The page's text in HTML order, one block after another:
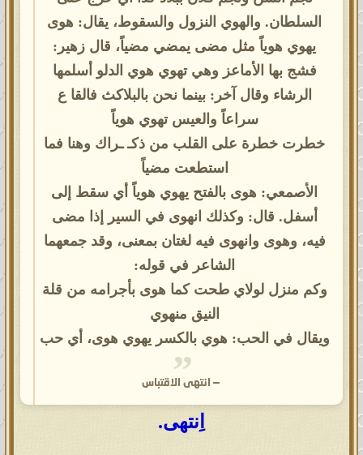
السلطان. والهوي النزول والسقوط، يقال: هوى
يهوي هوياً مثل مضى يمضي مضياً، قال زهير:
فشج بها الأماعز وهي تهوي هوي الدلو أسلمها
الرشاء وقال آخر: بينما نحن بالبلاكث فالقا ع
سراعاً والعيس تهوي هوياً
خطرت خطرة على القلب من ذكـ ـراك وهنا فما
استطعت مضياً
الأصمعي: هوى بالفتح يهوي هوياً أي سقط إلى
أسفل. قال: وكذلك انهوى في السير إذا مضى
فيه، وهوى وانهوى فيه لغتان بمعنى، وقد جمعهما
الشاعر في قوله:
وكم منزل لولاي طحت كما هوى بأجرامه من قلة
النيق منهوي
ويقال في الحب: هوي بالكسر يهوي هوى، أي حب
— انتهى الاقتباس
اِنتهى.